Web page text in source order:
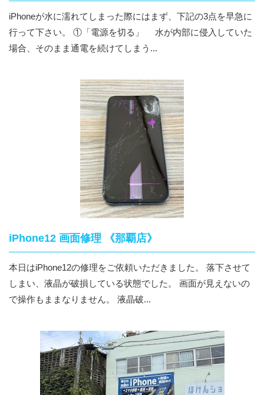
iPhoneが水に濡れてしまった際にはまず、下記の3点を早急に
行って下さい。 ①「電源を切る」 水が内部に侵入していた
場合、そのまま通電を続けてしまう...
iPhone12 画面修理 《那覇店》
本日はiPhone12の修理をご依頼いただきました。 落下させて
しまい、液晶が破損している状態でした。 画面が見えないの
で操作もままなりません。 液晶破...